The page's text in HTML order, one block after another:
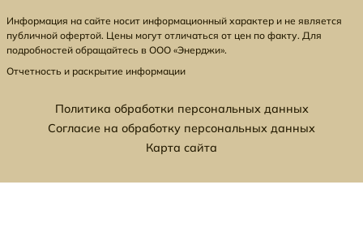
Информация на сайте носит информационный характер и не является
публичной офертой. Цены могут отличаться от цен по факту. Для
подробностей обращайтесь в ООО «Энерджи».
Отчетность и раскрытие информации
Политика обработки персональных данных
Согласие на обработку персональных данных
Карта сайта